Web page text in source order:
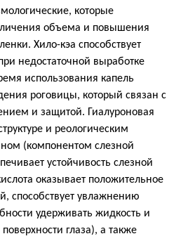
которые
объема и повышения
Хило-кэа способствует
недостаточной выработке
использования капель
роговицы, который связан с
и защитой. Гиалуроновая
и реологическим
(компонентом слезной
устойчивость слезной
оказывает положительное
способствует увлажнению
удерживать жидкость и
глаза), а также